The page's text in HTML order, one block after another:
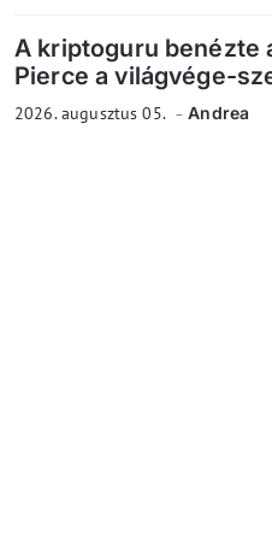
A kriptoguru benézte
Pierce a világvége-
2026. augusztus 05. Andrea